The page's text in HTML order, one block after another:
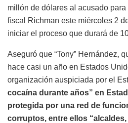
millón de dólares al acusado para
fiscal Richman este miércoles 2
iniciar el proceso que durará de
Aseguró que “Tony” Hernández,
hace casi un año en Estados
organización auspiciada por el
cocaína durante años” en
protegida por una red de
corruptos, entre ellos